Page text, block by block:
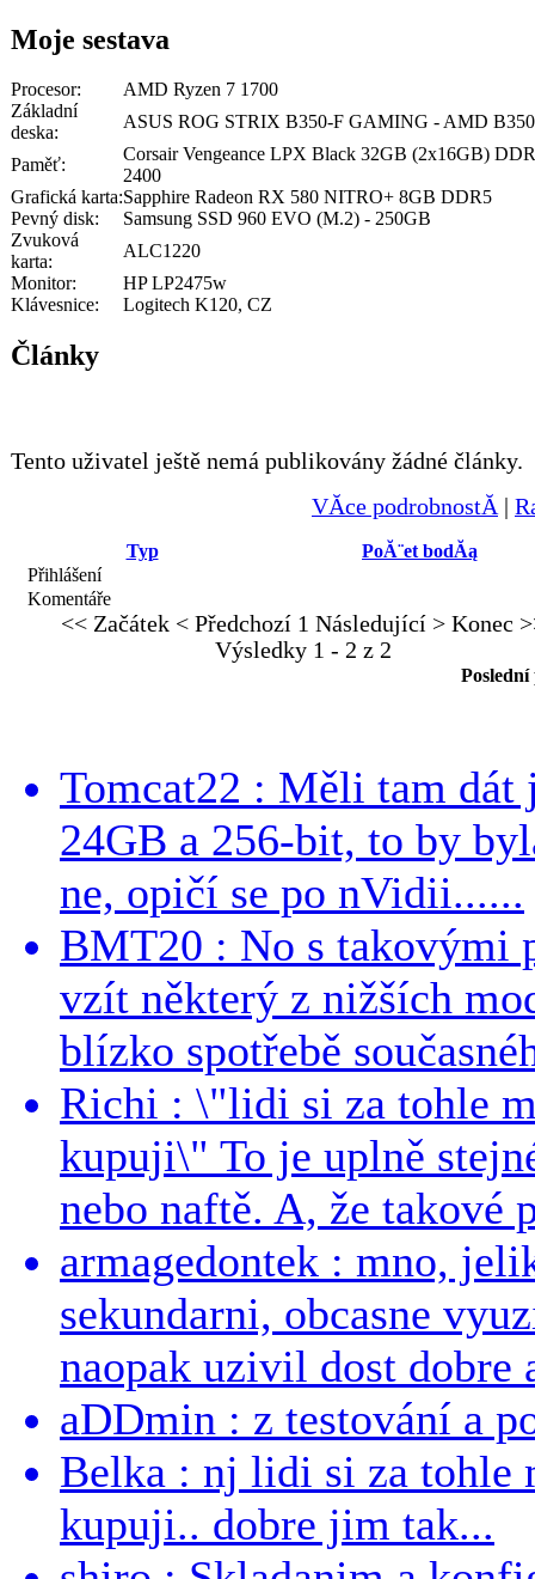
Moje sestava
Procesor:
AMD Ryzen 7 1700
Základní
deska:
ASUS ROG STRIX B350-F GAMING - AMD B350
Paměť:
Corsair Vengeance LPX Black 32GB (2x16GB)
2400
Grafická karta:Sapphire Radeon RX 580 NITRO+ 8GB DDR5
Pevný disk:
Samsung SSD 960 EVO (M.2) - 250GB
Zvuková
karta:
ALC1220
Monitor:
HP LP2475w
Klávesnice:
Logitech K120, CZ
Články
Tento uživatel ještě nemá publikovány žádné články.
VĂ­ce podrobnostĂ­|
Typ
PoĂ¨et bodĂą
Přihlášení
Komentáře
<< Začátek < Předchozí 1 Následující > Konec
Výsledky 1 - 2 z 2
Tomcat22 : Měli tam dát
24GB a 256-bit, to by
ne, opičí se po nVidii......
BMT20 : No s takovými
vzít některý z nižších
blízko spotřebě
Richi : \"lidi si za tohle
kupuji\" To je uplně
nebo naftě. A, že takové
armagedontek : mno,
sekundarni, obcasne
naopak uzivil dost dobre
aDDmin : z testování a
Belka : nj lidi si za tohle
kupuji.. dobre jim tak...